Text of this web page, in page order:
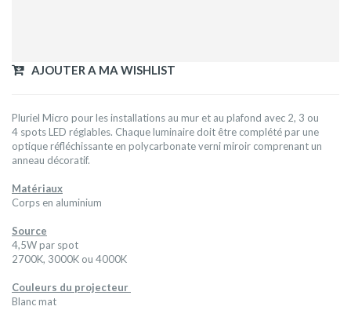
AJOUTER A MA WISHLIST
Pluriel Micro pour les installations au mur et au plafond avec 2, 3 ou
4 spots LED réglables. Chaque luminaire doit être complété par une
optique réfléchissante en polycarbonate verni miroir comprenant un
anneau décoratif.
Matériaux
Corps en aluminium
Source
4,5W par spot
2700K, 3000K ou 4000K
Couleurs du projecteur
Blanc mat